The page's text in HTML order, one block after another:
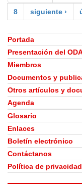
8 siguiente ›
Portada
Presentación del
Miembros
Documentos y
Otros artículos y
Agenda
Glosario
Enlaces
Boletín electrónico
Contáctanos
Política de